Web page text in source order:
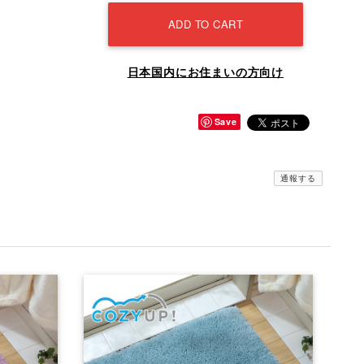
ADD TO CART
日本国内にお住まいの方向け
Save
通報する